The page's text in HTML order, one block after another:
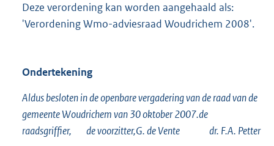
Deze verordening kan worden aangehaald als:
'Verordening Wmo-adviesraad Woudrichem 2008'.
Ondertekening
Aldus besloten in de openbare vergadering van de raad van de
gemeente Woudrichem van 30 oktober 2007.de
raadsgriffier, de voorzitter,G. de Vente dr. F.A. Petter